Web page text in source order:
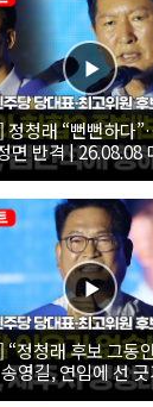
청래 “뻔뻔하다
면 반격 | 26.08.08
위원 후보 제주 합
했
, 연임에 선 긋기 |
당대표·최고위